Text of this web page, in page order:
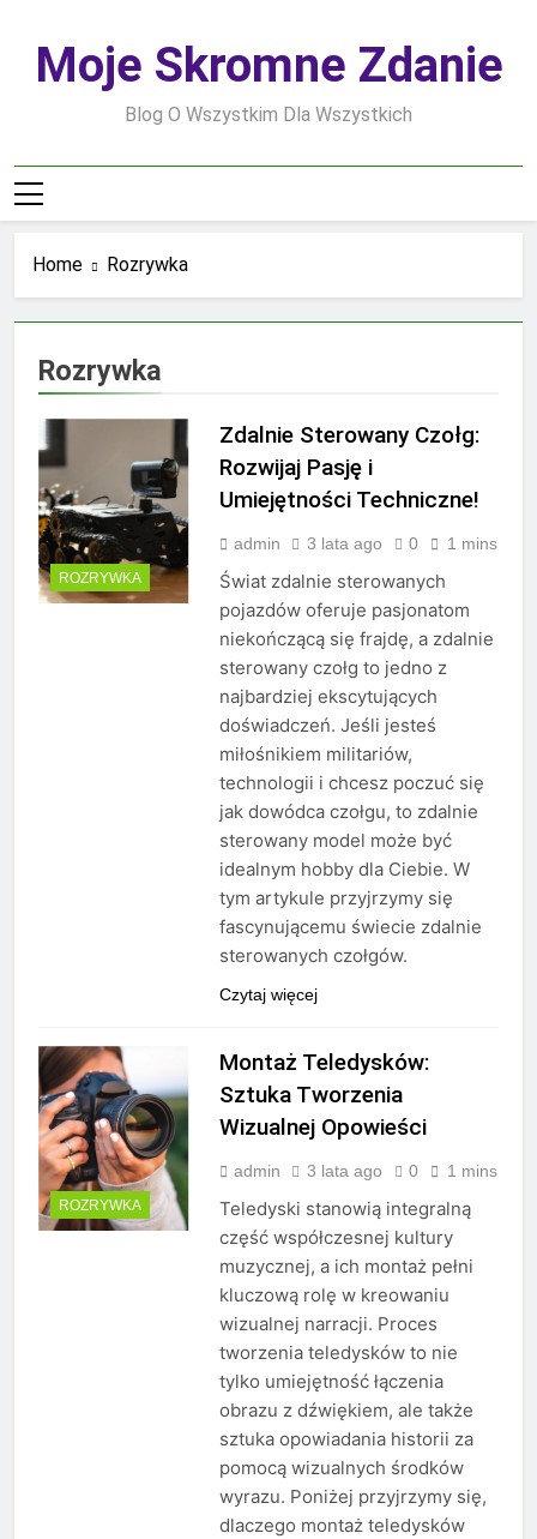
contentMoje Skromne Zdanie
Blog O Wszystkim Dla Wszystkich
Home Rozrywka
Rozrywka
ROZRYWKA
Zdalnie Sterowany Czołg:
Rozwijaj Pasję i
Umiejętności Techniczne!
admin 3 lata ago 0 1 mins
Świat zdalnie sterowanych
pojazdów oferuje pasjonatom
niekończącą się frajdę, a zdalnie
sterowany czołg to jedno z
najbardziej ekscytujących
doświadczeń. Jeśli jesteś
miłośnikiem militariów,
technologii i chcesz poczuć się
jak dowódca czołgu, to zdalnie
sterowany model może być
idealnym hobby dla Ciebie. W
tym artykule przyjrzymy się
fascynującemu świecie zdalnie
sterowanych czołgów.
Czytaj więcej
ROZRYWKA
Montaż Teledysków:
Sztuka Tworzenia
Wizualnej Opowieści
admin 3 lata ago 0 1 mins
Teledyski stanowią integralną
część współczesnej kultury
muzycznej, a ich montaż pełni
kluczową rolę w kreowaniu
wizualnej narracji. Proces
tworzenia teledysków to nie
tylko umiejętność łączenia
obrazu z dźwiękiem, ale także
sztuka opowiadania historii za
pomocą wizualnych środków
wyrazu. Poniżej przyjrzymy się,
dlaczego montaż teledysków